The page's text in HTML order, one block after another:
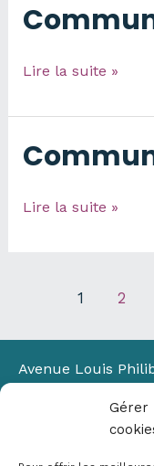
Gérer
Commune
Lavandou
Lire la suite »
Commune
Lire la suite »
1 2
Avenue Louis
Bâtiment Laennec
13100 Aix-en-